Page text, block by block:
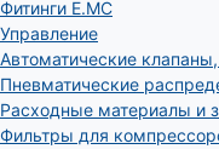
Фитинги E.MC
Управление
Автоматические
Пневматические
Расходные материалы и
Фильтры для